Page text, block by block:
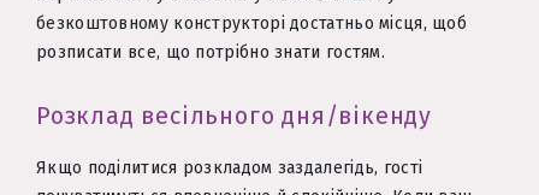
безкоштовному конструкторі достатньо місця, щоб
розписати все, що потрібно знати гостям.
Розклад весільного дня/вікенду
Якщо поділитися розкладом заздалегідь, гості